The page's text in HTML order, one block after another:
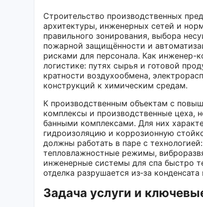
Строительство производственных
архитектуры, инженерных сетей и
правильного зонирования, выбора
пожарной защищённости и
рисками для персонала. Как инженер-
логистике: путях сырья и готовой
кратности воздухообмена,
конструкций к химическим средам.
К производственным объектам с
комплексы и производственные цеха,
банными комплексами. Для них
гидроизоляцию и коррозионную
должны работать в паре с
тепловлажностные режимы,
инженерные системы для спа быстро
отделка разрушается из‑за
Задача услуги и